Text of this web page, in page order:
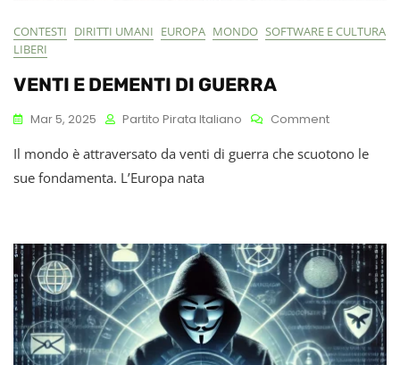
CONTESTI DIRITTI UMANI EUROPA MONDO SOFTWARE E CULTURA
LIBERI
VENTI E DEMENTI DI GUERRA
Mar 5, 2025 Partito Pirata Italiano CommentOn
E
Il mondo è attraversato da venti di guerra che scuotono le
sue fondamenta. L’Europa nata